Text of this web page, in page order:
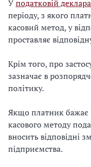
Уподатковій
періоду, з якого
касовий метод, у
проставляє
Крім того, про
зазначає в
політику.
Якщо платник бажає
касового методу
вносить відповідні
підприємства.